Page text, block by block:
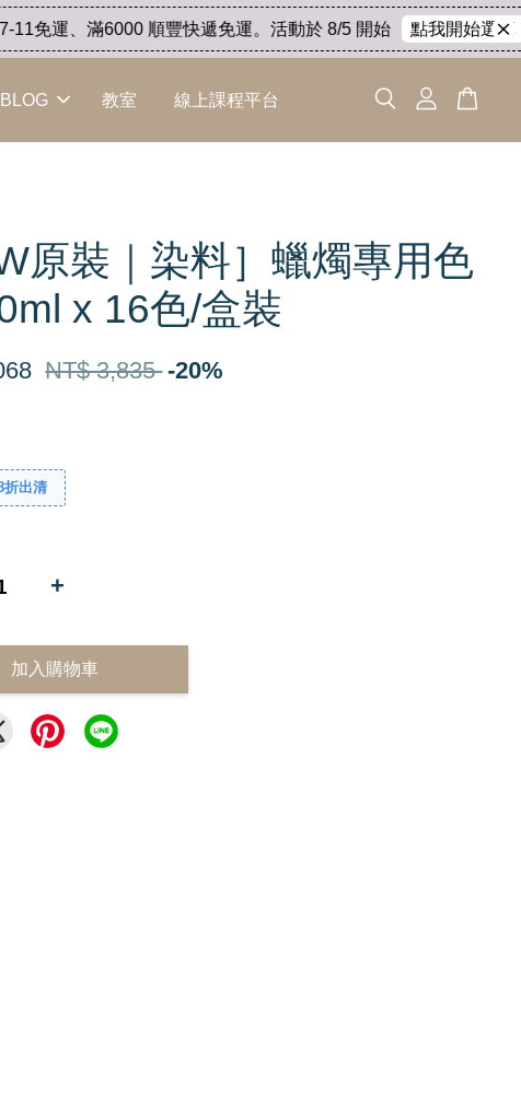
運、滿6000 順豐快遞免運。活動於 8/5 開始 點我開始選購 結
教室 線上課程平台
原裝｜染料］蠟燭專用色
x 16色/盒裝
NT$ 3,835 -20%
折出清
+
加入購物車